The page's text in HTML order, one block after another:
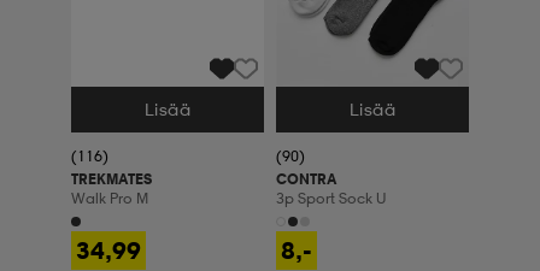
Valitse Koko
Lisää
(116)
TREKMATES
Walk Pro M
34,99
Valitse Koko
Lisää
(90)
CONTRA
3p Sport Sock U
8,-